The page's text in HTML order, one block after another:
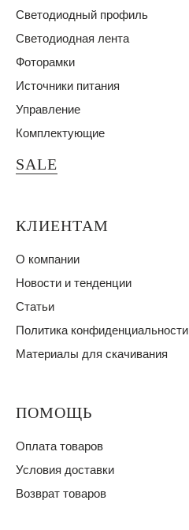
Светодиодный профиль
Светодиодная лента
Фоторамки
Источники питания
Управление
Комплектующие
SALE
КЛИЕНТАМ
О компании
Новости и тенденции
Статьи
Политика конфиденциальности
Материалы для скачивания
ПОМОЩЬ
Оплата товаров
Условия доставки
Возврат товаров